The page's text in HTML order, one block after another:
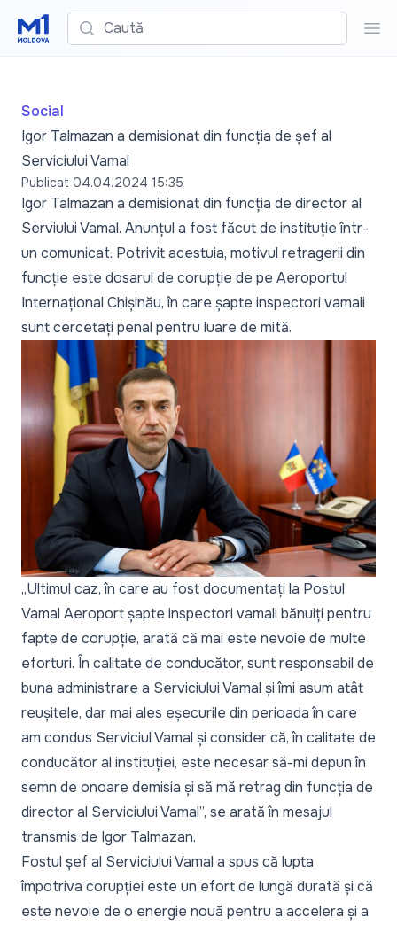
Caută
Social
Igor Talmazan a demisionat din funcția de șef al
Serviciului Vamal
Publicat 04.04.2024 15:35
Igor Talmazan a demisionat din funcția de director al
Serviului Vamal. Anunțul a fost făcut de instituție într-
un comunicat. Potrivit acestuia, motivul retragerii din
funcție este dosarul de corupție de pe Aeroportul
Internațional Chișinău, în care șapte inspectori vamali
sunt cercetați penal pentru luare de mită.
„Ultimul caz, în care au fost documentați la Postul
Vamal Aeroport șapte inspectori vamali bănuiți pentru
fapte de corupție, arată că mai este nevoie de multe
eforturi. În calitate de conducător, sunt responsabil de
buna administrare a Serviciului Vamal și îmi asum atât
reușitele, dar mai ales eșecurile din perioada în care
am condus Serviciul Vamal și consider că, în calitate de
conducător al instituției, este necesar să-mi depun în
semn de onoare demisia și să mă retrag din funcția de
director al Serviciului Vamal”, se arată în mesajul
transmis de Igor Talmazan.
Fostul șef al Serviciului Vamal a spus că lupta
împotriva corupției este un efort de lungă durată și că
este nevoie de o energie nouă pentru a accelera și a